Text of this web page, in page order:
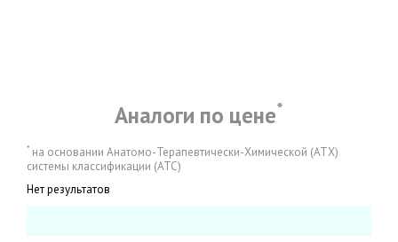
Аналоги по цене*
* на основании Анатомо-Терапевтически-Химической (АТХ)
системы классификации (АТС)
Нет результатов